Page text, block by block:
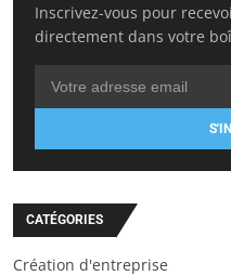
Inscrivez-vous pour
directement dans votre
CATÉGORIES
Création d'entreprise